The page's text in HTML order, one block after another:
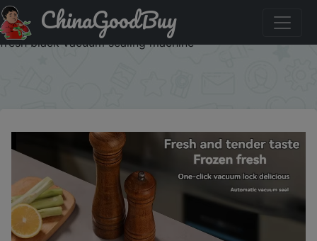
Знижка на 2025 220V/110V electric vacuum sealant
packaging machine, with vacuum bag link household food
fresh black vacuum sealing machine
ChinaGoodBuy